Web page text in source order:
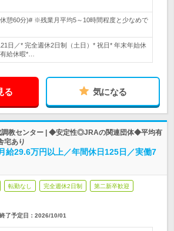
憩60分)# ※残業月平均5～10時間程度と少なめで
日／* 完全週休2日制（土日）* 祝日* 年末年始休
給休暇*…
る 気になる
調教センター | ◆安定性◎JRAの関連団体◆平均有
宅あり
給29.6万円以上／年間休日125日／実働7
転勤なし 完全週休2日制 第二新卒歓迎
終了予定日： 2026/10/01